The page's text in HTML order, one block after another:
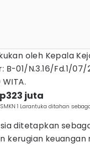
oleh Kepala
B-01/N.3.16/Fd.1/
juta
1 Larantuka ditahan
ditetapkan
kerugian keuangan